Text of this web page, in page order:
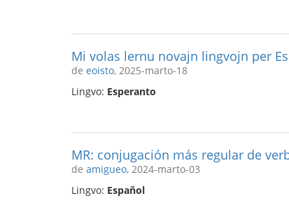
Mi volas lernu novajn lingvojn per
de eoisto, 2025-marto-18
Lingvo: Esperanto
MR: conjugación más regular de
de amigueo, 2024-marto-03
Lingvo: Español